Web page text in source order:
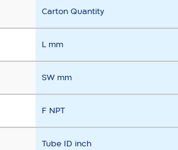
Carton Quantity
L mm
SW mm
F NPT
Tube ID inch